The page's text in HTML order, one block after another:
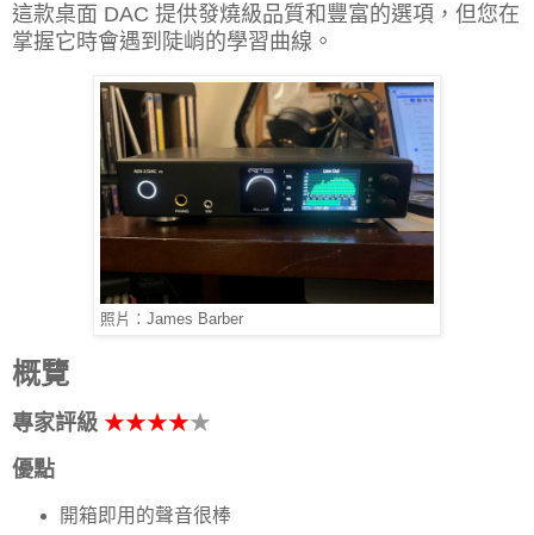
這款桌面 DAC 提供發燒級品質和豐富的選項，但您在
掌握它時會遇到陡峭的學習曲線。
照片：James Barber
概覽
專家評級 ★★★★★
優點
開箱即用的聲音很棒